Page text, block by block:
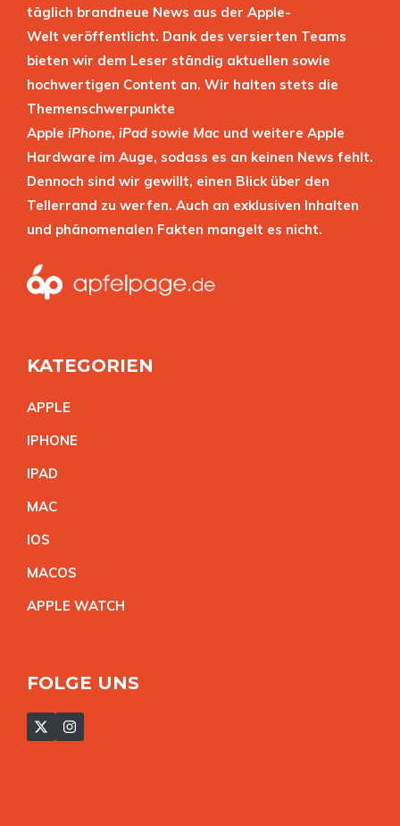
täglich brandneue News aus der Apple-
Welt veröffentlicht. Dank des versierten Teams
bieten wir dem Leser ständig aktuellen sowie
hochwertigen Content an. Wir halten stets die
Themenschwerpunkte
Apple iPhone, iPad sowie Mac und weitere Apple
Hardware im Auge, sodass es an keinen News fehlt.
Dennoch sind wir gewillt, einen Blick über den
Tellerrand zu werfen. Auch an exklusiven Inhalten
und phänomenalen Fakten mangelt es nicht.
KATEGORIEN
APPLE
IPHONE
IPAD
MAC
IOS
MACOS
APPLE WATCH
FOLGE UNS